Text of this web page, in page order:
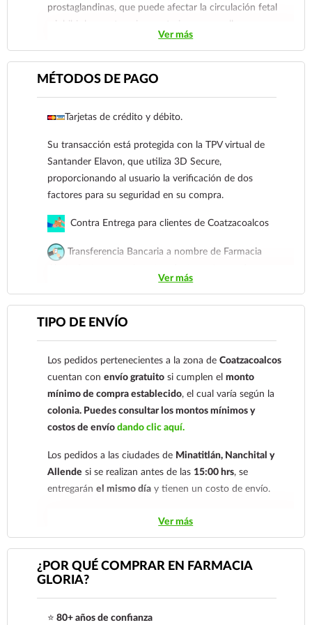
farmacovigilancia@cofepris.gob.mx
prostaglandinas, que puede afectar la circulación fetal
e inhibir las contracciones uterinas y con ello
incrementar el riesgo de sangrado uterino.
a concentraciones de aproximadamente 1% de la
de prostaglandinas en neonatos, no se recomienda en
madres durante lactancia.
Ver más
MÉTODOS DE PAGO
Tarjetas de crédito y débito.
Su transacción está protegida con la TPV virtual de
Santander Elavon, que utiliza 3D Secure,
proporcionando al usuario la verificación de dos
factores para su seguridad en su compra.
Contra Entrega para clientes de Coatzacoalcos
Transferencia Bancaria a nombre de Farmacia
cuenta: Clave: 014854655008143954
Para esta forma de pago el cliente deberá enviar su
comprobante de pago a al siguiente correo
nuestro
921 261 8491
Ver más
TIPO DE ENVÍO
Los pedidos pertenecientes a la zona deCoatzacoalcos
cuentan conenvío gratuito si cumplen elmonto
mínimo de compra establecido, el cual varía según la
colonia. Puedes consultar los montos mínimos y
costos de envíodando clic aquí.
Los pedidos a las ciudades de Minatitlán, Nanchital y
Allende si se realizan antes de las 15:00 hrs, se
entregaránel mismo día y tienen un costo de envío.
Los pedidos de otras localidades se envían mediante
.Sólo hacemos envíos en el territorio
nacional.
Ver más
¿POR QUÉ COMPRAR EN FARMACIA
GLORIA?
⭐ 80+ años de confianza